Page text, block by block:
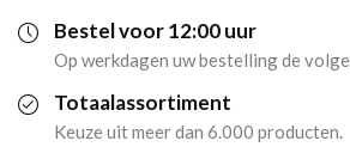
Bestel voor 12:00 uur
Op werkdagen uw bestelling de
Totaalassortiment
Keuze uit meer dan 6.000 producten.